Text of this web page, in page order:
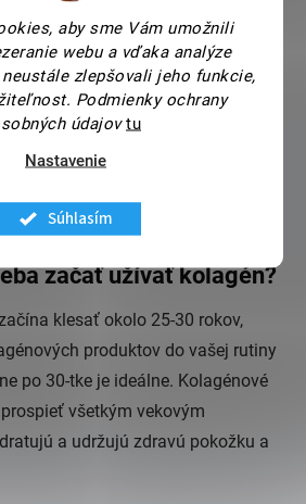
aby sme Vám umožnili
webu a vďaka analýze
neustále zlepšovali jeho funkcie,
Podmienky ochrany
údajov tu
Nastavenie
Súhlasím
zo zdrojov, ako sú hovädzie
obsahuje peptidy, ktoré priamo
Rastlinný kolagén sa na
z rastlinných zdrojov a
kolagénu. Rastlinný
rovnaké peptidy, ale taktiež
podporuje prirodzenú
začať užívať kolagén?
klesať okolo 25-30 rokov,
produktov do vašej rutiny
po 30-tke je ideálne. Kolagénové
všetkým vekovým
a udržujú zdravú pokožku a